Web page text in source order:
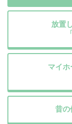
放置
マイ
昔の